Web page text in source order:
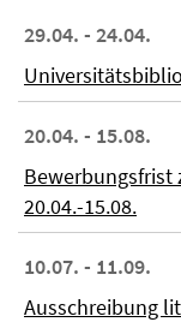
29.04. - 24.04.
20.04. - 15.08.
Bewerbungsfrist
20.04.-15.08.
10.07. - 11.09.
Ausschreibung